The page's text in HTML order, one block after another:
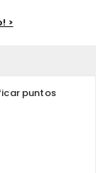
>
puntos